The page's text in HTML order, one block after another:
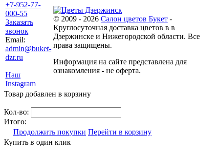
+7-952-77-
000-55
Заказать
звонок
Email:
admin@buket-
dzr.ru
Наш
Instagram
© 2009 - 2026 Салон цветов Букет -
Круглосуточная доставка цветов в в
Дзержинске и Нижегородской области. Все
права защищены.
Информация на сайте представлена для
ознакомления - не оферта.
Товар добавлен в корзину
Кол-во:
Итого:
Продолжить покупки Перейти в корзину
Купить в один клик